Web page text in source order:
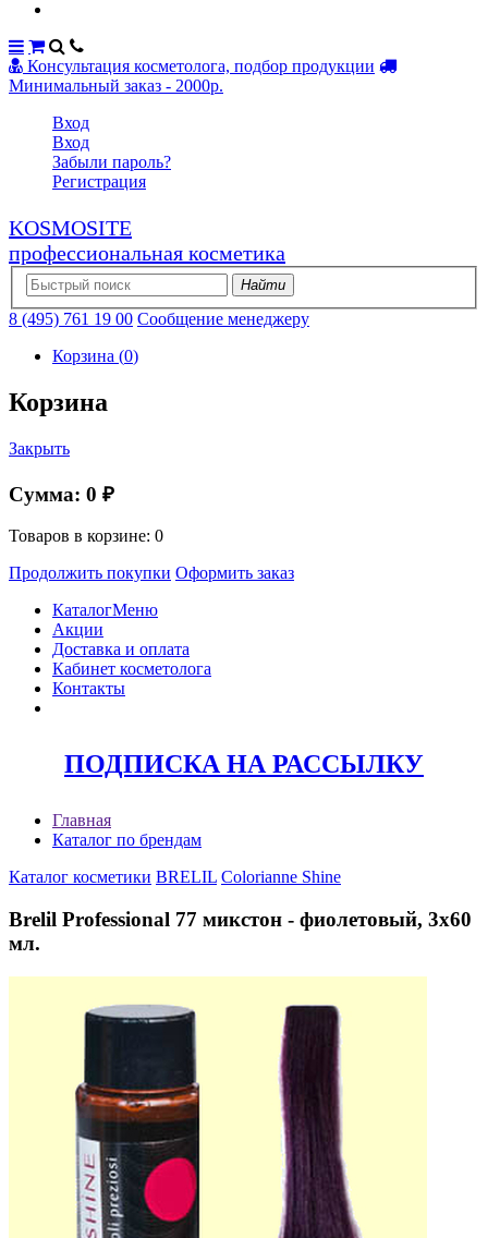
Консультация косметолога, подбор продукции
Минимальный заказ - 2000р.
Вход
Вход
Забыли пароль?
Регистрация
KOSMOSITE
профессиональная косметика
Найти
8 (495) 761 19 00 Сообщение менеджеру
Корзина (0)
Корзина
Закрыть
Сумма: 0 ₽
Товаров в корзине: 0
Продолжить покупки Оформить заказ
КаталогМеню
Акции
Доставка и оплата
Кабинет косметолога
Контакты
ПОДПИСКА НА РАССЫЛКУ
Главная
Каталог по брендам
Каталог косметики BRELIL Colorianne Shine
Brelil Professional 77 микстон - фиолетовый, 3х60
мл.